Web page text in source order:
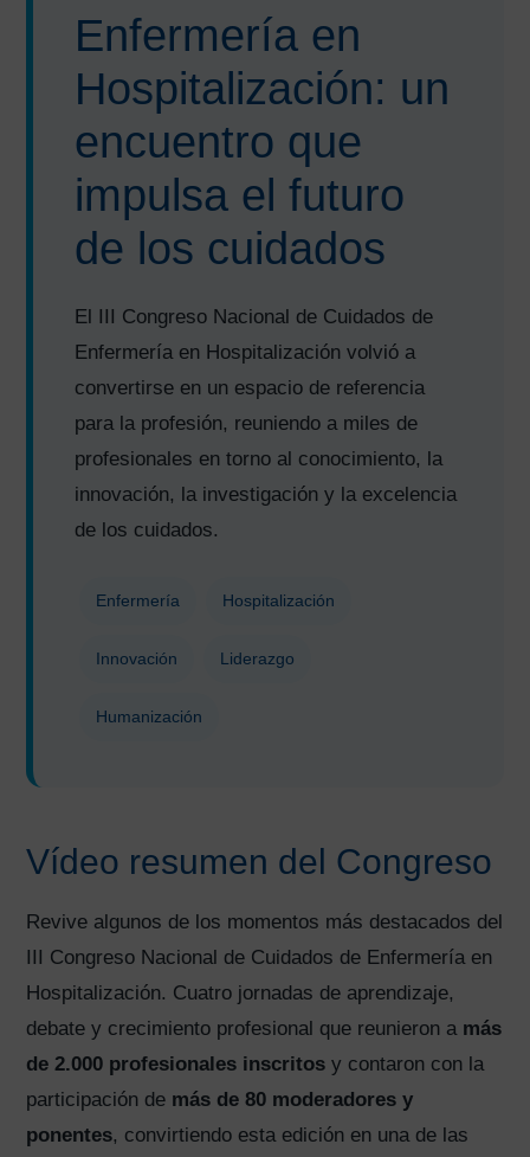
Enfermería en
Hospitalización: un
encuentro que
impulsa el futuro
de los cuidados
El III Congreso Nacional de Cuidados de
Enfermería en Hospitalización volvió a
convertirse en un espacio de referencia
para la profesión, reuniendo a miles de
profesionales en torno al conocimiento, la
innovación, la investigación y la excelencia
de los cuidados.
Enfermería Hospitalización
Innovación Liderazgo
Humanización
Vídeo resumen del Congreso
Revive algunos de los momentos más destacados del
III Congreso Nacional de Cuidados de Enfermería en
Hospitalización. Cuatro jornadas de aprendizaje,
debate y crecimiento profesional que reunieron a más
de 2.000 profesionales inscritos y contaron con la
participación de más de 80 moderadores y
ponentes, convirtiendo esta edición en una de las